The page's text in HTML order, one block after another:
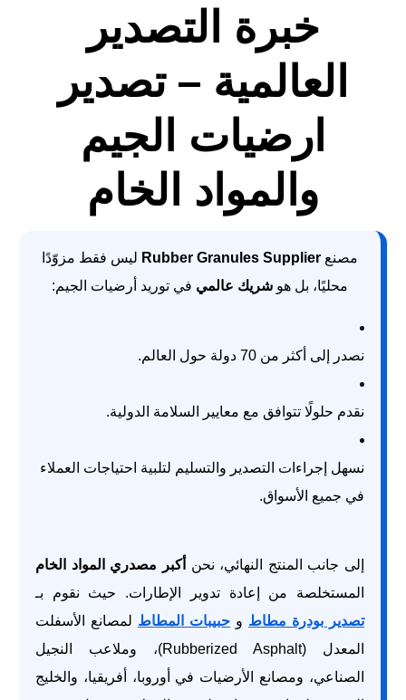
خبرة التصدير
العالمية – تصدير
ارضيات الجيم
والمواد الخام
مصنع Rubber Granules Supplier ليس فقط مزوّدًا
محليًا، بل هو شريك عالمي في توريد أرضيات الجيم:
نصدر إلى أكثر من 70 دولة حول العالم.
نقدم حلولًا تتوافق مع معايير السلامة الدولية.
نسهل إجراءات التصدير والتسليم لتلبية احتياجات العملاء
في جميع الأسواق.
إلى جانب المنتج النهائي، نحن أكبر مصدري المواد الخام
المستخلصة من إعادة تدوير الإطارات. حيث نقوم بـ
تصدير بودرة مطاط و حبيبات المطاط لمصانع الأسفلت
المعدل (Rubberized Asphalt)، وملاعب النجيل
الصناعي، ومصانع الأرضيات في أوروبا، أفريقيا، والخليج